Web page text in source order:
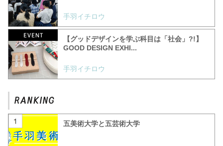
手羽イチロウ
【グッドデザインを学ぶ科目は「社会」?!】
GOOD DESIGN EXHI...
手羽イチロウ
五美術大学と五芸術大学